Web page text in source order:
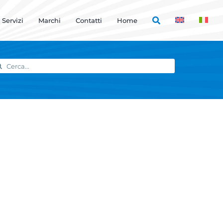
Servizi Marchi Contatti Home